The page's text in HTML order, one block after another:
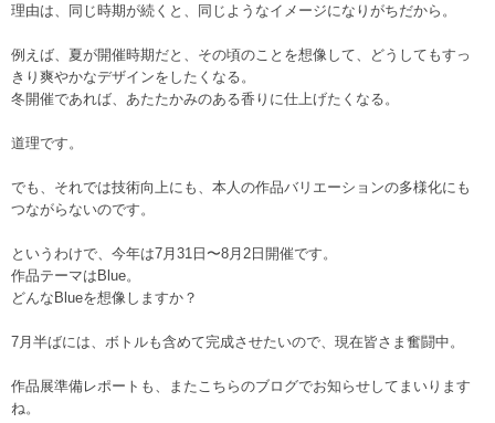
理由は、同じ時期が続くと、同じようなイメージになりがちだから。
例えば、夏が開催時期だと、その頃のことを想像して、どうしてもすっ
きり爽やかなデザインをしたくなる。
冬開催であれば、あたたかみのある香りに仕上げたくなる。
道理です。
でも、それでは技術向上にも、本人の作品バリエーションの多様化にも
つながらないのです。
というわけで、今年は7月31日〜8月2日開催です。
作品テーマはBlue。
どんなBlueを想像しますか？
7月半ばには、ボトルも含めて完成させたいので、現在皆さま奮闘中。
作品展準備レポートも、またこちらのブログでお知らせしてまいります
ね。